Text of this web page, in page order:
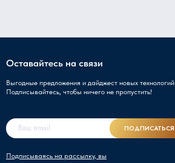
Оставайтесь на связи
Выгодные предложения и дайджест новых технологий.
Подписывайтесь, чтобы ничего не пропустить!
Подписываясь на рассылку, вы
ПОДПИСАТЬСЯ